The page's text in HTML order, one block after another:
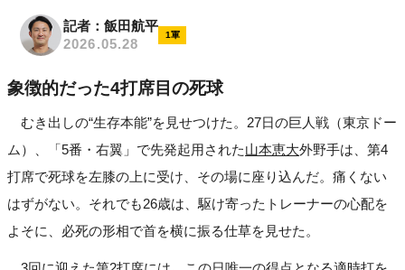
記者：飯田航平
2026.05.28
1軍
象徴的だった4打席目の死球
むき出しの“生存本能”を見せつけた。27日の巨人戦（東京ドー
ム）、「5番・右翼」で先発起用された山本恵大外野手は、第4
打席で死球を左膝の上に受け、その場に座り込んだ。痛くない
はずがない。それでも26歳は、駆け寄ったトレーナーの心配を
よそに、必死の形相で首を横に振る仕草を見せた。